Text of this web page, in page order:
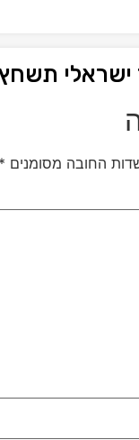
ישראלי
החובה מסומנים *